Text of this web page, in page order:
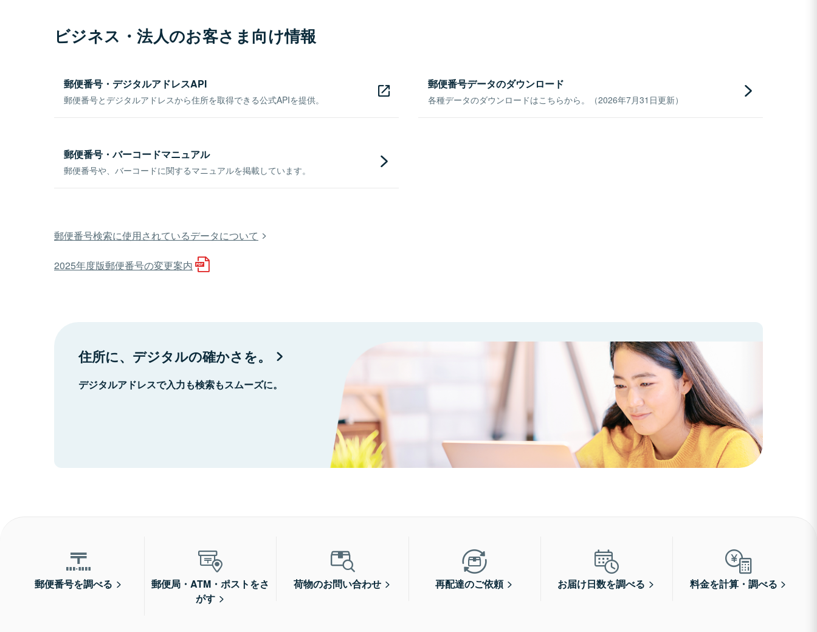
ビジネス・法人のお客さま向け情報
郵便番号・デジタルアドレスAPI
郵便番号とデジタルアドレスから住所を取得できる公式APIを提供。
郵便番号データのダウンロード
各種データのダウンロードはこちらから。（2026年7月31日更新）
郵便番号・バーコードマニュアル
郵便番号や、バーコードに関するマニュアルを掲載しています。
郵便番号検索に使用されているデータについて
2025年度版郵便番号の変更案内
住所に、デジタルの確かさを。
デジタルアドレスで入力も検索もスムーズに。
郵便番号を調べる
郵便局・ATM・ポストをさ
がす
荷物のお問い合わせ 再配達のご依頼 お届け日数を調べる 料金を計算・調べる